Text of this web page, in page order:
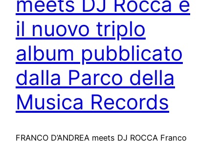
il nuovo triplo
album pubblicato
dalla Parco della
Musica Records
FRANCO D’ANDREA meets DJ ROCCA Franco